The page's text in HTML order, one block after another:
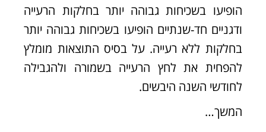
הופיעו בשכיחות גבוהה יותר בחלקות הרעייה
ודגניים חד-שנתיים הופיעו בשכיחות גבוהה יותר
בחלקות ללא רעייה. על בסיס התוצאות מומלץ
להפחית את לחץ הרעייה בשמורה ולהגבילה
לחודשי השנה היבשים.
המשך…